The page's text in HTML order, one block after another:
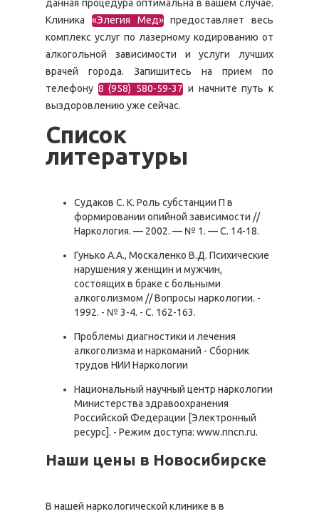
данная процедура оптимальна в вашем случае.
Клиника «Элегия Мед»предоставляет весь
комплекс услуг по лазерному кодированию от
алкогольной зависимости и услуги лучших
врачей города. Запишитесь на прием по
телефону 8 (958) 580-59-37 и начните путь к
выздоровлению уже сейчас.
Список
литературы
Судаков С. К. Роль субстанции П в
формировании опийной зависимости //
Наркология. — 2002. — № 1. — С. 14-18.
Гунько А.А., Москаленко В.Д. Психические
нарушения у женщин и мужчин,
состоящих в браке с больными
алкоголизмом // Вопросы наркологии. -
1992. - № 3-4. - С. 162-163.
Проблемы диагностики и лечения
алкоголизма и наркоманий - Сборник
трудов НИИ Наркологии
Национальный научный центр наркологии
Министерства здравоохранения
Российской Федерации [Электронный
ресурс]. - Режим доступа: www.nncn.ru.
Наши цены в Новосибирске
В нашей наркологической клинике в в